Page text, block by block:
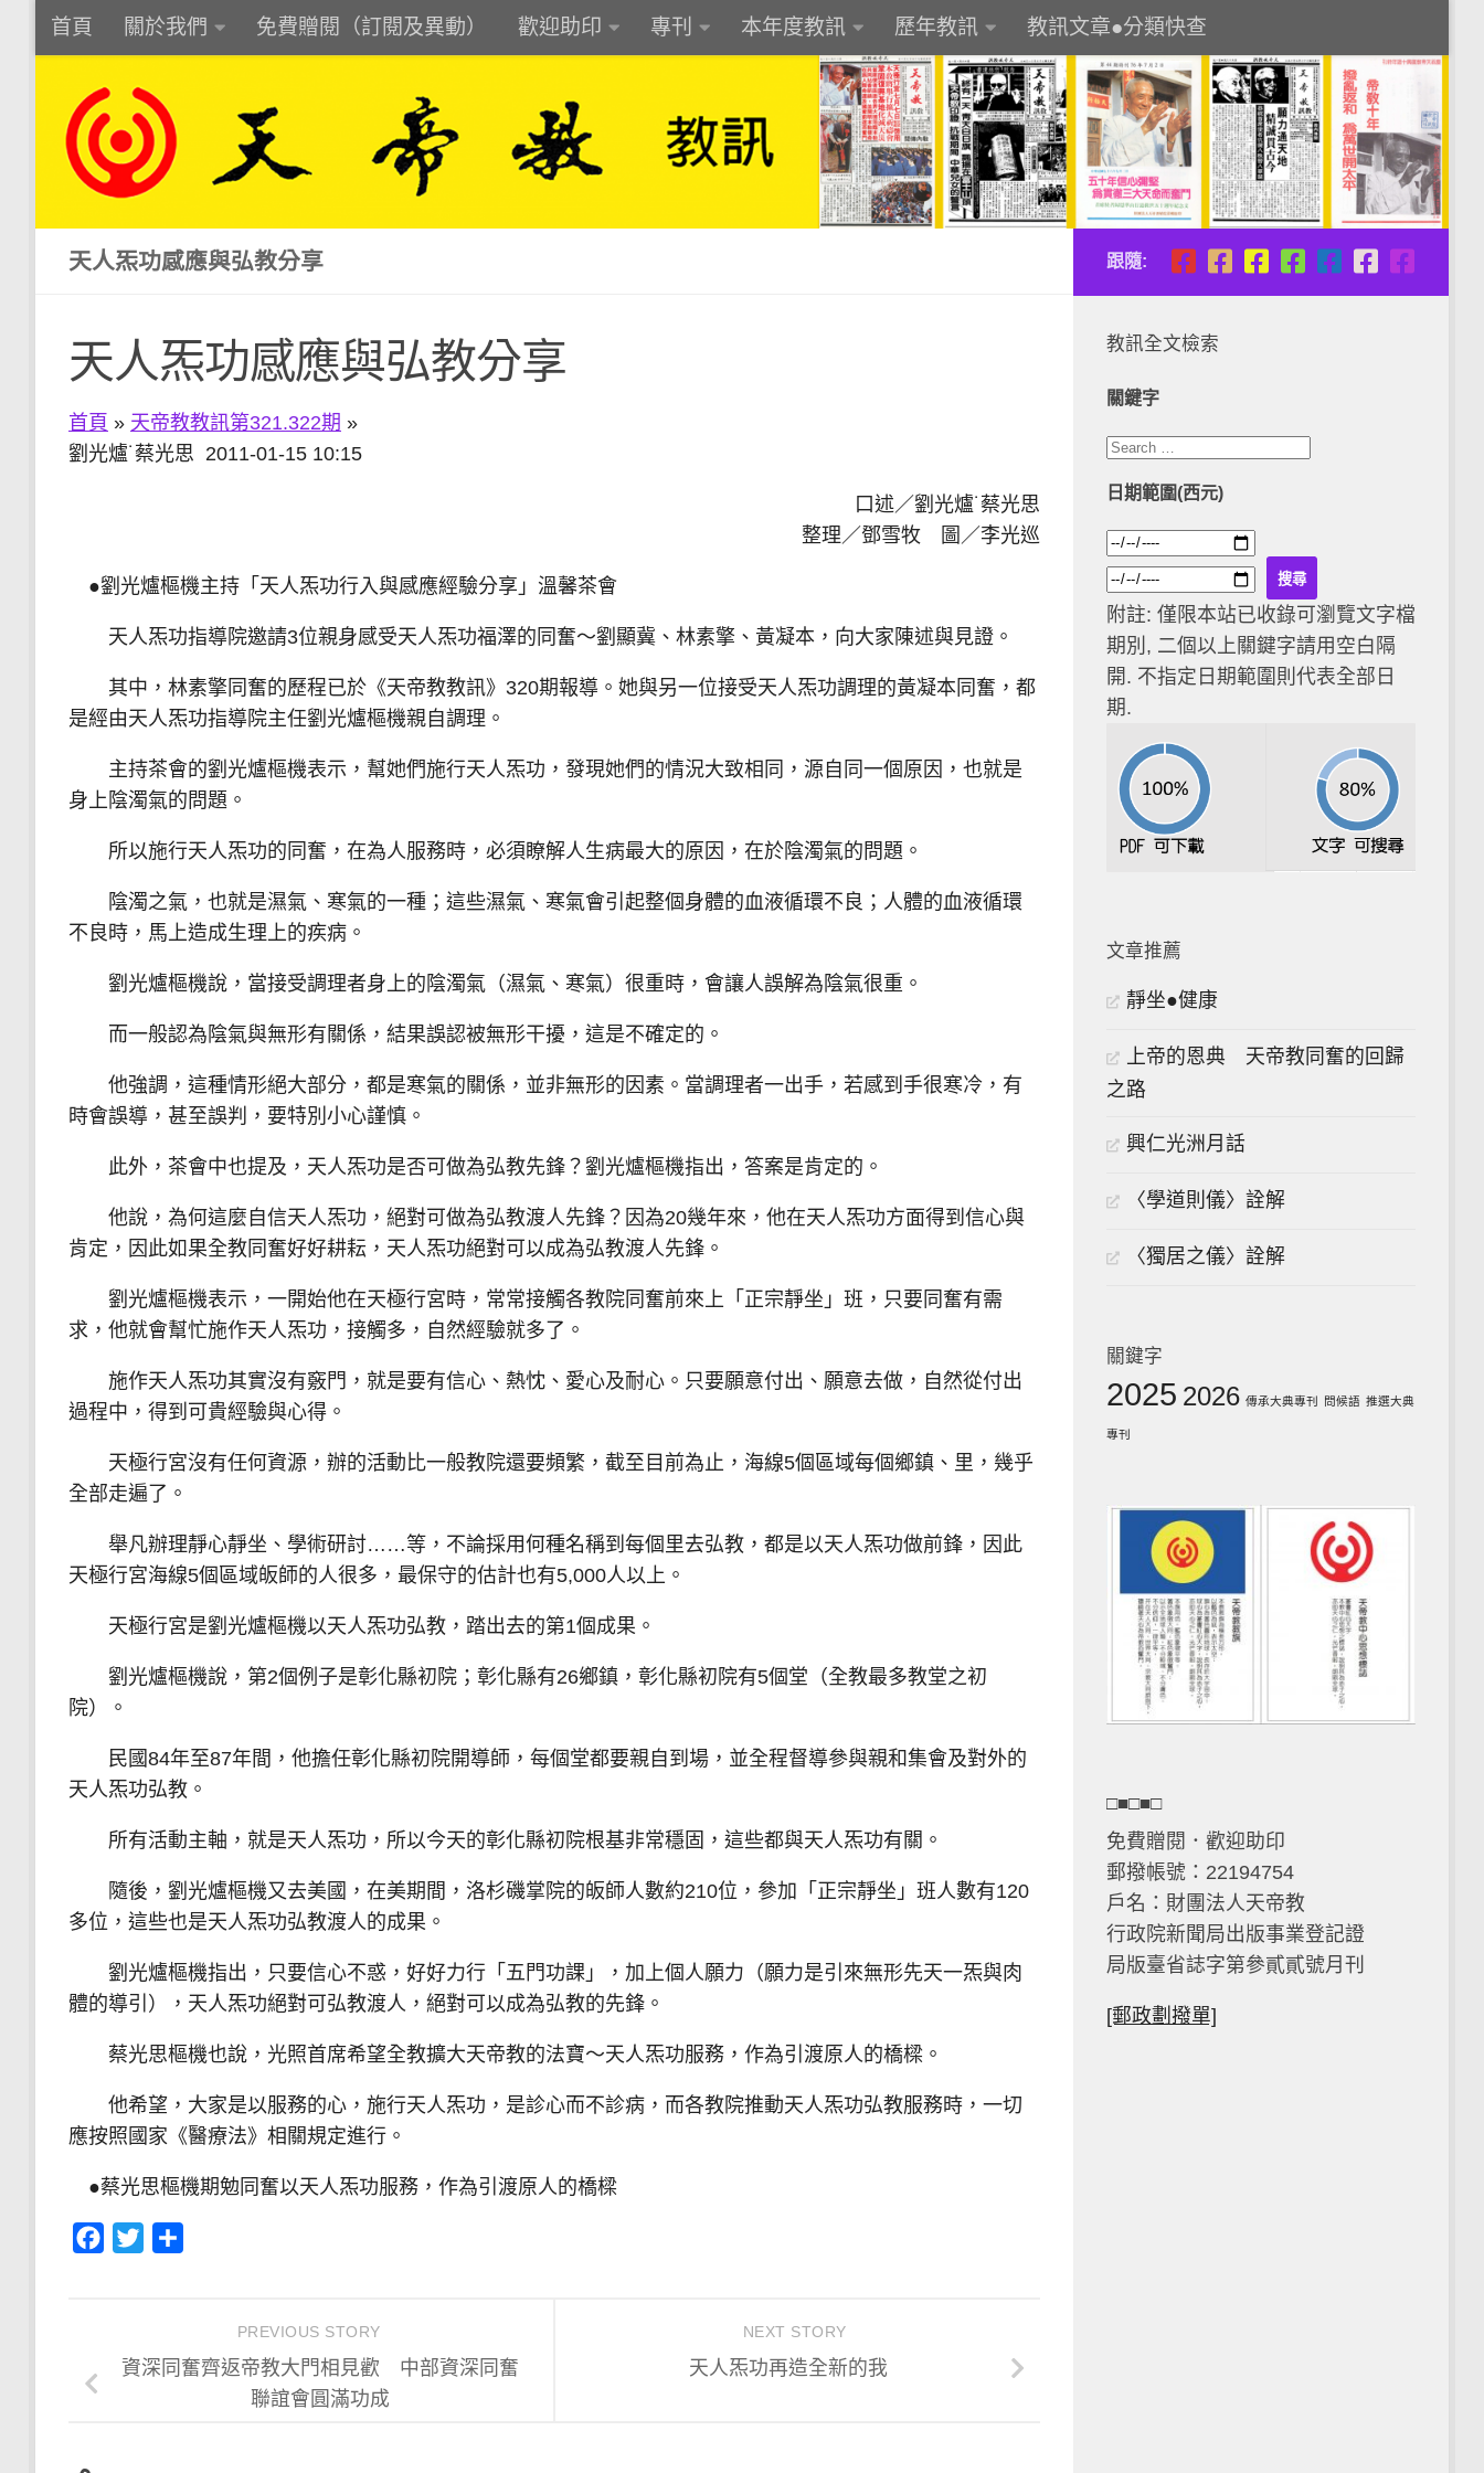
Skip to content
首頁 關於我們 免費贈閱（訂閱及異動） 歡迎助印 專刊 本年度教訊 歷年教訊 教訊文章●分類快查
天人炁功感應與弘教分享
天人炁功感應與弘教分享
首頁 » 天帝教教訊第321.322期 »
劉光爐˙蔡光思 2011-01-15 10:15
口述／劉光爐˙蔡光思
整理／鄧雪牧 圖／李光巡
●劉光爐樞機主持「天人炁功行入與感應經驗分享」溫馨茶會
天人炁功指導院邀請3位親身感受天人炁功福澤的同奮～劉顯冀、林素擎、黃凝本，向大家陳述與見證。
其中，林素擎同奮的歷程已於《天帝教教訊》320期報導。她與另一位接受天人炁功調理的黃凝本同奮，都
是經由天人炁功指導院主任劉光爐樞機親自調理。
主持茶會的劉光爐樞機表示，幫她們施行天人炁功，發現她們的情況大致相同，源自同一個原因，也就是
身上陰濁氣的問題。
所以施行天人炁功的同奮，在為人服務時，必須瞭解人生病最大的原因，在於陰濁氣的問題。
陰濁之氣，也就是濕氣、寒氣的一種；這些濕氣、寒氣會引起整個身體的血液循環不良；人體的血液循環
不良時，馬上造成生理上的疾病。
劉光爐樞機說，當接受調理者身上的陰濁氣（濕氣、寒氣）很重時，會讓人誤解為陰氣很重。
而一般認為陰氣與無形有關係，結果誤認被無形干擾，這是不確定的。
他強調，這種情形絕大部分，都是寒氣的關係，並非無形的因素。當調理者一出手，若感到手很寒冷，有
時會誤導，甚至誤判，要特別小心謹慎。
此外，茶會中也提及，天人炁功是否可做為弘教先鋒？劉光爐樞機指出，答案是肯定的。
他說，為何這麼自信天人炁功，絕對可做為弘教渡人先鋒？因為20幾年來，他在天人炁功方面得到信心與
肯定，因此如果全教同奮好好耕耘，天人炁功絕對可以成為弘教渡人先鋒。
劉光爐樞機表示，一開始他在天極行宮時，常常接觸各教院同奮前來上「正宗靜坐」班，只要同奮有需
求，他就會幫忙施作天人炁功，接觸多，自然經驗就多了。
施作天人炁功其實沒有竅門，就是要有信心、熱忱、愛心及耐心。只要願意付出、願意去做，自然從付出
過程中，得到可貴經驗與心得。
天極行宮沒有任何資源，辦的活動比一般教院還要頻繁，截至目前為止，海線5個區域每個鄉鎮、里，幾乎
全部走遍了。
舉凡辦理靜心靜坐、學術研討……等，不論採用何種名稱到每個里去弘教，都是以天人炁功做前鋒，因此
天極行宮海線5個區域皈師的人很多，最保守的估計也有5,000人以上。
天極行宮是劉光爐樞機以天人炁功弘教，踏出去的第1個成果。
劉光爐樞機說，第2個例子是彰化縣初院；彰化縣有26鄉鎮，彰化縣初院有5個堂（全教最多教堂之初
院）。
民國84年至87年間，他擔任彰化縣初院開導師，每個堂都要親自到場，並全程督導參與親和集會及對外的
天人炁功弘教。
所有活動主軸，就是天人炁功，所以今天的彰化縣初院根基非常穩固，這些都與天人炁功有關。
隨後，劉光爐樞機又去美國，在美期間，洛杉磯掌院的皈師人數約210位，參加「正宗靜坐」班人數有120
多位，這些也是天人炁功弘教渡人的成果。
劉光爐樞機指出，只要信心不惑，好好力行「五門功課」，加上個人願力（願力是引來無形先天一炁與肉
體的導引），天人炁功絕對可弘教渡人，絕對可以成為弘教的先鋒。
蔡光思樞機也說，光照首席希望全教擴大天帝教的法寶～天人炁功服務，作為引渡原人的橋樑。
他希望，大家是以服務的心，施行天人炁功，是診心而不診病，而各教院推動天人炁功弘教服務時，一切
應按照國家《醫療法》相關規定進行。
●蔡光思樞機期勉同奮以天人炁功服務，作為引渡原人的橋樑
Facebook
Twitter
NEXT STORY
天人炁功再造全新的我
PREVIOUS STORY
資深同奮齊返帝教大門相見歡 中部資深同奮
聯誼會圓滿功成
跟隨:
教訊全文檢索
關鍵字
日期範圍(西元)
附註: 僅限本站已收錄可瀏覽文字檔
期別, 二個以上關鍵字請用空白隔
開. 不指定日期範圍則代表全部日
期.
文章推薦
靜坐●健康
上帝的恩典 天帝教同奮的回歸
之路
興仁光洲月話
〈學道則儀〉詮解
〈獨居之儀〉詮解
關鍵字
2025 2026 傳承大典專刊 問候語 推選大典
專刊
□■□■□
免費贈閱．歡迎助印
郵撥帳號：22194754
戶名：財團法人天帝教
行政院新聞局出版事業登記證
局版臺省誌字第參貳貳號月刊
[郵政劃撥單]